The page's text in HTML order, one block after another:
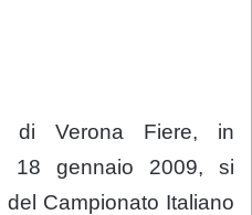
di Verona Fiere, in
18 gennaio 2009, si
Campionato Italiano